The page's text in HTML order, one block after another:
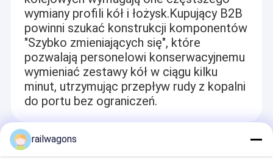
Do domu
O nas
wymiany profili kół i łożysk.Kupujący B2B
powinni szukać konstrukcji komponentów
"Szybko zmieniających się", które
pozwalają personelowi konserwacyjnemu
wymieniać zestawy kół w ciągu kilku
minut, utrzymując przepływ rudy z kopalni
do portu bez ograniczeń.
Recommended Products
Tongling Tieke Railway Equipment Co., Ltd (Tieke Railway) to
Ministerstwem Kolei w 2016 roku. Specjalizuje się w produkcji,
naprawie, wynajmie różnych wagonów kolejowych i dostarczaniu
klientom różnych części zamiennych do wagonów w przemyśle,
railwagons